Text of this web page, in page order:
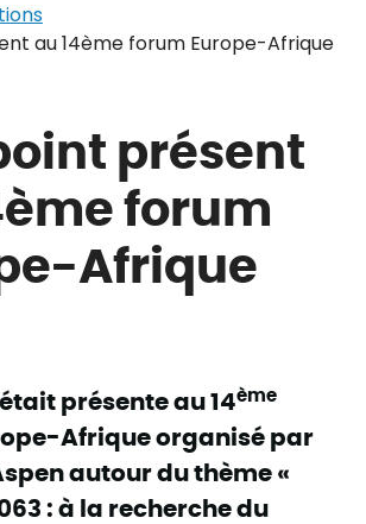
au 14ème forum Europe-Afrique
présent
forum
Afrique
présente au 14ème
Afrique organisé par
autour du thème «
: à la recherche du